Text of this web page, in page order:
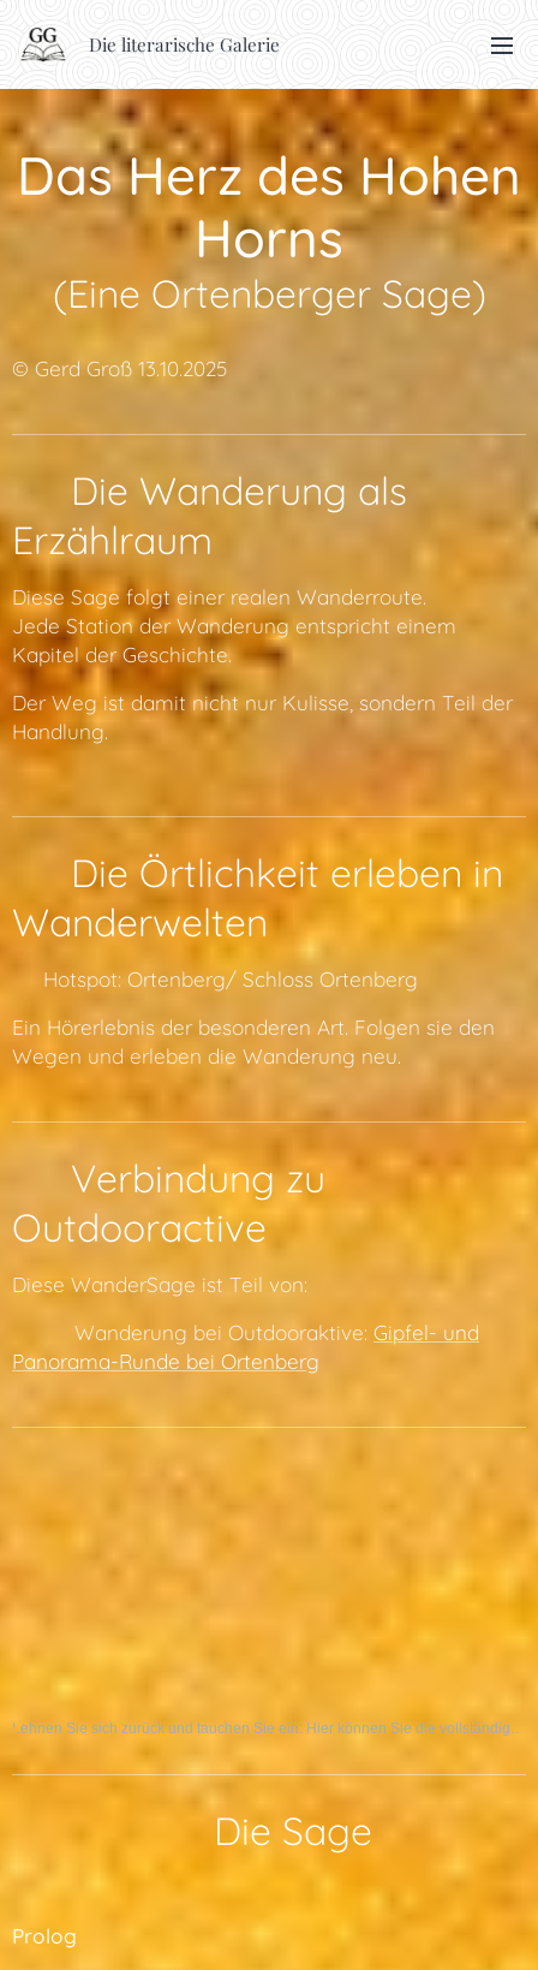
Die literarische Galerie
Das Herz des Hohen
Horns
(Eine Ortenberger Sage)
© Gerd Groß 13.10.2025
🧭 Die Wanderung als
Erzählraum
Diese Sage folgt einer realen Wanderroute.
Jede Station der Wanderung entspricht einem
Kapitel der Geschichte.
Der Weg ist damit nicht nur Kulisse, sondern Teil der
Handlung.
📍 Die Örtlichkeit erleben in
Wanderwelten
🔗 Hotspot: Ortenberg/ Schloss Ortenberg
Ein Hörerlebnis der besonderen Art. Folgen sie den
Wegen und erleben die Wanderung neu.
🔗 Verbindung zu
Outdooractive
Diese WanderSage ist Teil von:
👉 🔗 Wanderung bei Outdooraktive: Gipfel- und
Panorama-Runde bei Ortenberg
Lehnen Sie sich zurück und tauchen Sie ein: Hier können Sie die vollständige Sage als Hörspiel erleben:
📜 Die Sage
Prolog